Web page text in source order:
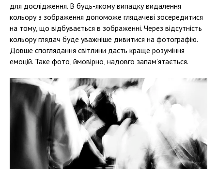
для дослідження. В будь-якому випадку видалення
кольору з зображення допоможе глядачеві зосередитися
на тому, що відбувається в зображенні. Через відсутність
кольору глядач буде уважніше дивитися на фотографію.
Довше споглядання світлини дасть краще розуміння
емоцій. Таке фото, ймовірно, надовго запам'ятається.